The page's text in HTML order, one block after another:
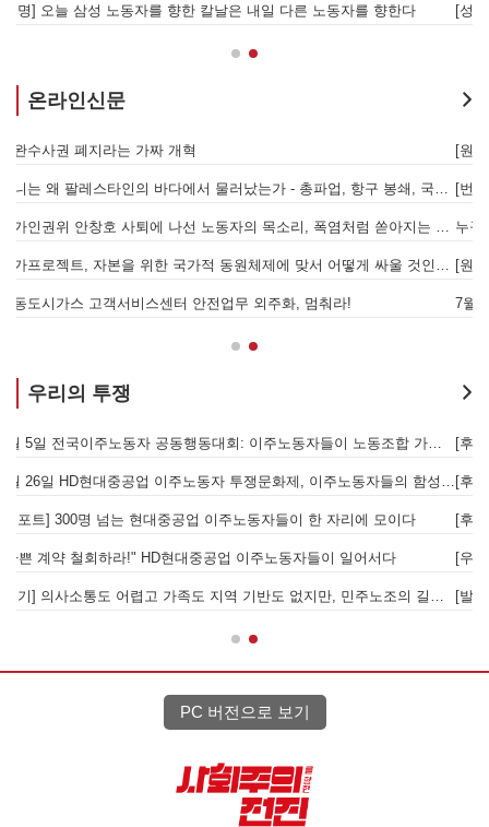
[성명] 말뿐인 학살 규탄은 공모의 또 다른 이름이다! 평화활동가 여권 무효화 지금 당장 철회하라!
온라인신문
[원청교섭투쟁 기획인터뷰4] 원청교섭은 선택 아닌 필수! 7.15 총파업은 자본에 원청교섭 시작을 알리는 첫걸음이자 선전포고다
[번역] 빵과 장미: 자본주의 아래서의 젠더와 계급 (0) 들어가며
누구의 자유인가, 누구를 위한 자유인가 - 왜곡되고 박제된 광주를 넘어
[원청교섭투쟁 기획인터뷰3] 다가오는 구조조정, 원청책임 부품·서열노동자 총고용 보장을 요구하며 공동파업에 나섭시다! - 현대
7월 5일 전국이주노동자 공동행동대회: 이주노동자들이 노동조합 가입을 선언하다
우리의 투쟁
[후기] SK하이닉스·한화에어로스페이스 중대재해, 이윤 위해 생명안전을 위협하는 '첨단산업' 자본을 규탄하다
[후기] 진짜 사장 서울시와 국가를 앉히는 돌봄 노동자 투쟁을 위해
[후기] 현대차 진짜 사장 당장 나와! - 5월 28일 원청교섭 불응 현대차 규탄 금속노조 결의대회
[우리의 투쟁] 이스라엘의 가자지구 가스전 개발사업에 참여하는 한국석유공사 규탄 기자회견이 열리다.
[발언] 노동절, 우리는 끓어오르는 분노를 안고 이 자리에 섰습니다
PC 버전으로 보기